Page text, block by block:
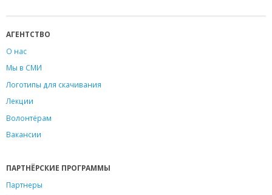
АГЕНТСТВО
О нас
Мы в СМИ
Логотипы для скачивания
Лекции
Волонтёрам
Вакансии
ПАРТНЁРСКИЕ ПРОГРАММЫ
Партнеры